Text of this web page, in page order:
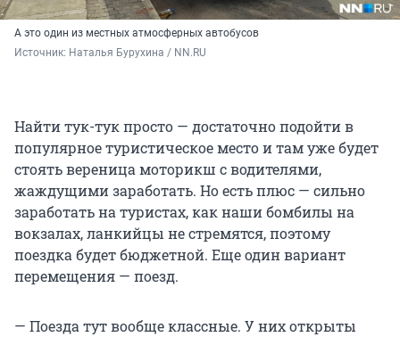
А это один из местных атмосферных автобусов
Источник: Наталья Бурухина / NN.RU
Найти тук-тук просто — достаточно подойти в
популярное туристическое место и там уже будет
стоять вереница моторикш с водителями,
жаждущими заработать. Но есть плюс — сильно
заработать на туристах, как наши бомбилы на
вокзалах, ланкийцы не стремятся, поэтому
поездка будет бюджетной. Еще один вариант
перемещения — поезд.
— Поезда тут вообще классные. У них открыты